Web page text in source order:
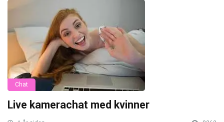
Chat
Live kamerachat med kvinner